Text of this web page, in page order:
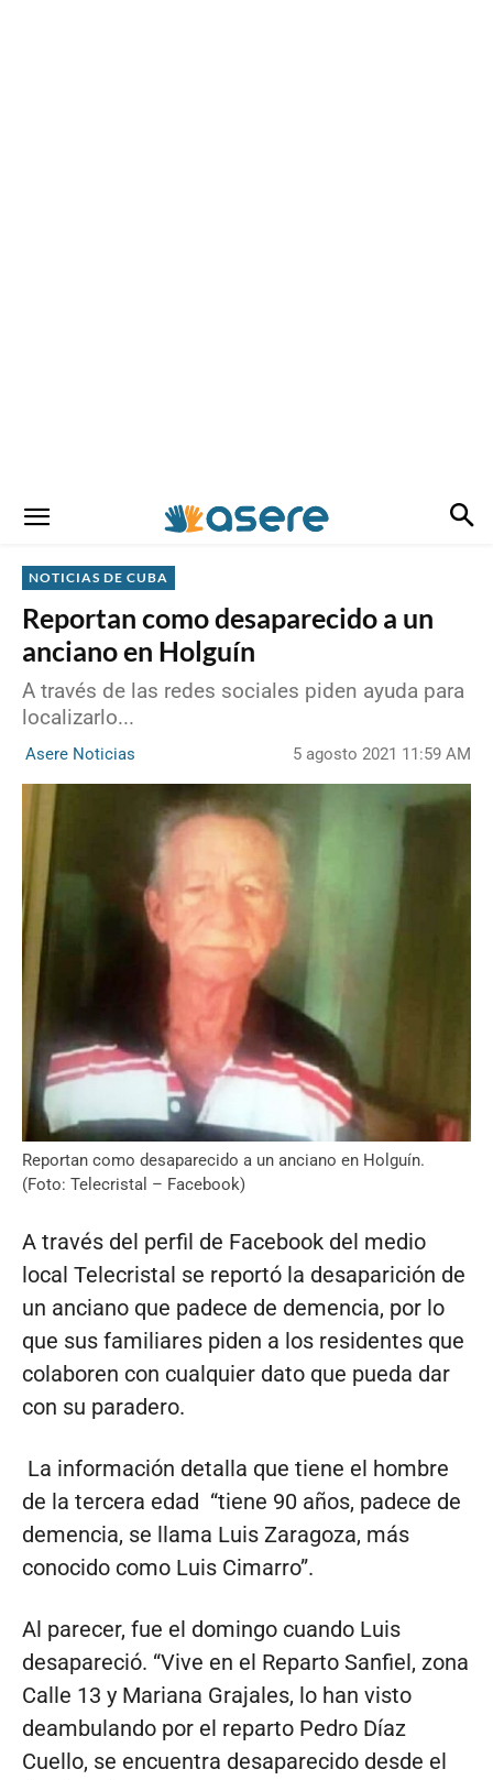
NOTICIAS DE CUBA
Reportan como desaparecido a un
anciano en Holguín
A través de las redes sociales piden ayuda para
localizarlo...
Asere Noticias 5 agosto 2021 11:59 AM
Reportan como desaparecido a un anciano en Holguín.
(Foto: Telecristal – Facebook)
A través del perfil de Facebook del medio
local Telecristal se reportó la desaparición de
un anciano que padece de demencia, por lo
que sus familiares piden a los residentes que
colaboren con cualquier dato que pueda dar
con su paradero.
La información detalla que tiene el hombre
de la tercera edad “tiene 90 años, padece de
demencia, se llama Luis Zaragoza, más
conocido como Luis Cimarro”.
Al parecer, fue el domingo cuando Luis
desapareció. “Vive en el Reparto Sanfiel, zona
Calle 13 y Mariana Grajales, lo han visto
deambulando por el reparto Pedro Díaz
Cuello, se encuentra desaparecido desde el